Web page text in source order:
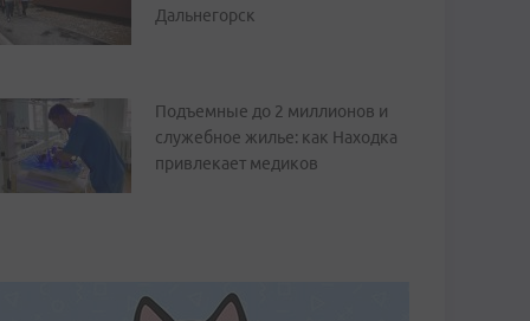
Дальнегорск
Подъемные до 2 миллионов и
служебное жилье: как Находка
привлекает медиков